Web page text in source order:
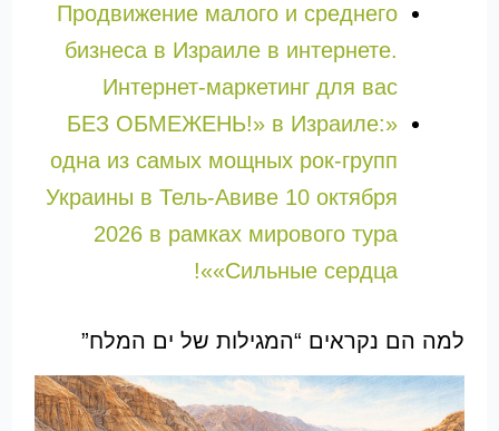
Продвижение малого и среднего
бизнеса в Израиле в интернете.
Интернет-маркетинг для вас
«БЕЗ ОБМЕЖЕНЬ!» в Израиле:
одна из самых мощных рок-групп
Украины в Тель-Авиве 10 октября
2026 в рамках мирового тура
«Сильные сердца»!
למה הם נקראים “המגילות של ים המלח”